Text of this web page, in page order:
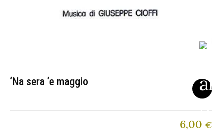
‘Na sera ‘e maggio
6,00 €